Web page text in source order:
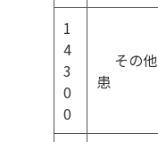
1
4
3
0
0
その他
患